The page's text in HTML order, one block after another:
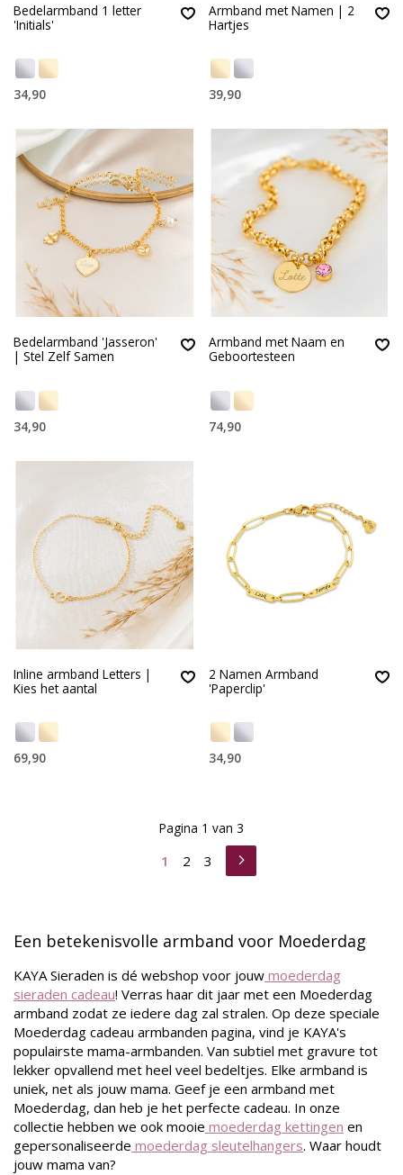
Bedelarmband 1 letter
'Initials'
34,90
Armband met Namen | 2
Hartjes
39,90
Bedelarmband 'Jasseron'
| Stel Zelf Samen
34,90
Armband met Naam en
Geboortesteen
74,90
Inline armband Letters |
Kies het aantal
69,90
2 Namen Armband
'Paperclip'
34,90
1 2 3
Pagina 1 van 3
Een betekenisvolle armband voor Moederdag
KAYA Sieraden is dé webshop voor jouw moederdag
sieraden cadeau! Verras haar dit jaar met een Moederdag
armband zodat ze iedere dag zal stralen. Op deze speciale
Moederdag cadeau armbanden pagina, vind je KAYA's
populairste mama-armbanden. Van subtiel met gravure tot
lekker opvallend met heel veel bedeltjes. Elke armband is
uniek, net als jouw mama. Geef je een armband met
Moederdag, dan heb je het perfecte cadeau. In onze
collectie hebben we ook mooie moederdag kettingen en
gepersonaliseerde moederdag sleutelhangers. Waar houdt
jouw mama van?